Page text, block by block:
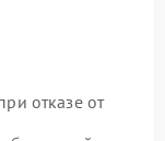
отказе от